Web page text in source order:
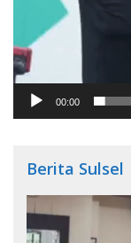
00:00
Berita Sulsel